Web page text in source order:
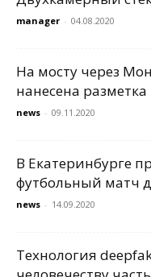
manager - 04.08.2020
На мосту через
нанесена разметка
news - 09.11.2020
В Екатеринбурге
футбольный матч
news - 14.09.2020
Технология